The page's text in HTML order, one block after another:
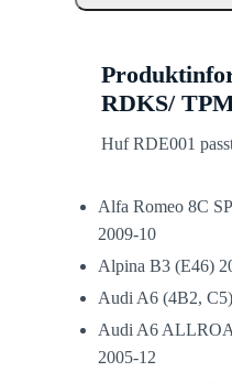
RDKS/
Huf RDE001
Alfa Romeo 8C
2009-10
Alpina B3 (E46)
Audi A6 (4B2,
Audi A6
2005-12